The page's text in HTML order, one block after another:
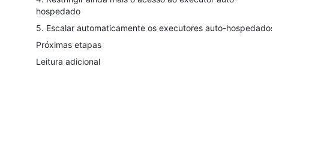
hospedado
5. Escalar automaticamente os executores auto-hospedados
Próximas etapas
Leitura adicional